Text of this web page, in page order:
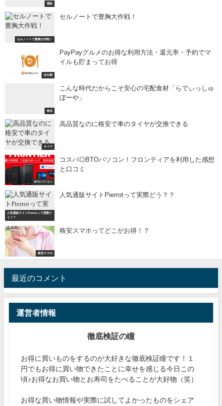
通販
セルノートで豊胸大作戦！
セルノートで豊胸大作戦！
未分類
PayPayグルメのお得な利用方法・還元率・予約でマ
イルも貯まってお得
食品
こんな時代だからこそ安心の宅配食材「らでぃっしゅ
ぼーや」
タイヤ
高品質なのに格安で車のタイヤが交換できる
BTOパソコン
コスパ◎BTOパソコン！フロンティアを利用した感想
と口コミ
人気通販サイトPierrotって実際ど
う？？
人気通販サイトPierrotって実際どう？？
格安スマホ
格安スマホってどこがお得！？
最近のコメント
運営者情報
徹底検証の瞳
お得に買いものをするのが大好きな徹底検証瞳です！１
円でもお得に買い物できたことに幸せを感じる今日この
頃♪お得なお買い物とお寿司をたべることが大好物（笑）
お得な買い物情報や実際に試してよかったものをシェア